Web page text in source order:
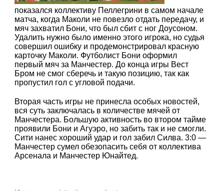
показался коллективу Пеллегрини в самом начале
матча, когда Маколи не повезло отдать передачу, и
мяч захватил Бони, что был сбит с ног Доусоном.
Удалить нужно было именно этого игрока, но судья
совершил ошибку и продемонстрировал красную
карточку Маколи. Футболист Бони оформил
первый мяч за Манчестер. До конца игры Вест
Бром не смог сберечь и такую позицию, так как
пропустил гол с угловой подачи.
Вторая часть игры не принесла особых новостей,
вся суть заключалась в количестве мячей от
Манчестера. Большую активность во втором тайме
проявили Бони и Агуэро, но забить так и не смогли.
Сити нанес хороший удар и гол забил Силва. 3:0 —
Манчестер сумел обезопасить себя от коллектива
Арсенала и Манчестер Юнайтед.